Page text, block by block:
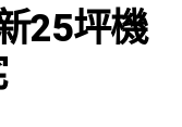
25坪機